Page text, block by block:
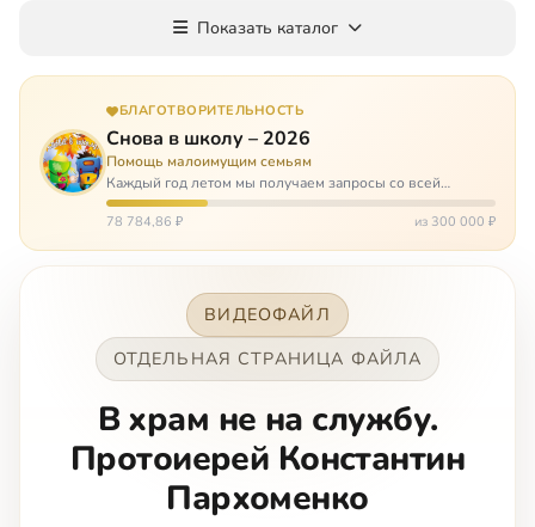
Показать каталог
БЛАГОТВОРИТЕЛЬНОСТЬ
Снова в школу – 2026
Помощь малоимущим семьям
Каждый год летом мы получаем запросы со всей
России: помогите собраться в школу. Семьи с больными
детьми или родителями, семьи без пап или мам,
78 784,86 ₽ из 300 000 ₽
ВИДЕОФАЙЛ
ОТДЕЛЬНАЯ СТРАНИЦА ФАЙЛА
В храм не на службу.
Протоиерей Константин
Пархоменко